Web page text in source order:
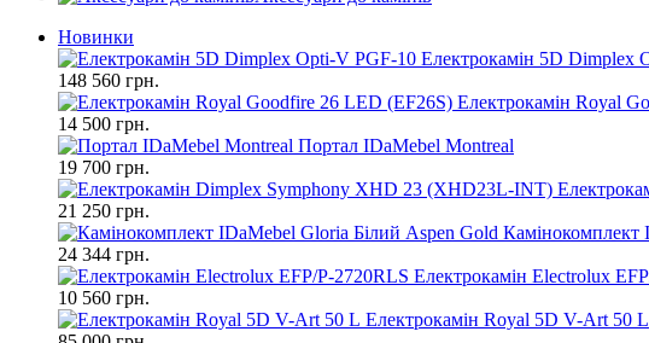
Новинки
Електрокамін 5D Dimplex
148 560 грн.
Електрокамін Royal
14 500 грн.
Портал IDaMebel Montreal
19 700 грн.
21 250 грн.
Камінокомплект
24 344 грн.
Електрокамін Electrolux
10 560 грн.
Електрокамін Royal 5D V-Art 50 L